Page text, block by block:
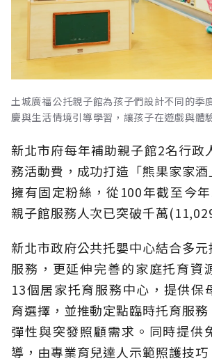
土城廣福公托親子館為孩子們設計不同的季
慶與生活情境引導學習，讓孩子在遊戲與體
新北市府每年補助親子館2名行政
務活動費，成功打造「熊果家家酒
擁有固定粉絲，從100年截至今
親子館服務人次已突破千萬
新北市政府公共托嬰中心結合多
服務，更延伸完善的家庭托育資
13個居家托育服務中心，提供保
育選擇，並推動定點臨時托育服
彈性與突發照顧需求。同時提供
導，由專業育兒達人示範照護技